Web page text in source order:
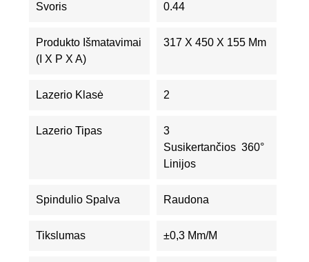
Svoris 0.44
Produkto Išmatavimai
(I X P X A)
317 X 450 X 155 Mm
Lazerio Klasė 2
Lazerio Tipas
3
Susikertančios 360°
Linijos
Spindulio Spalva Raudona
Tikslumas ±0,3 Mm/m